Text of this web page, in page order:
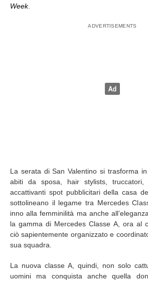
Week.
La serata di San Valentino si trasforma
abiti da sposa, hair stylists, truccatori,
accattivanti spot pubblicitari della casa
sottolineano il legame tra Mercedes
inno alla femminilità ma anche
la gamma di Mercedes Classe A, ora al
ciò sapientemente organizzato e
sua squadra.
La nuova classe A, quindi, non solo
uomini ma conquista anche quella